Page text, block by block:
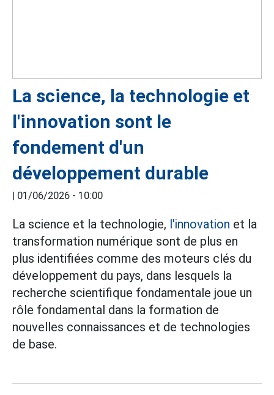
La science, la technologie et
l'innovation sont le
fondement d'un
développement durable
| 01/06/2026 - 10:00
La science et la technologie, l'innovation et la
transformation numérique sont de plus en
plus identifiées comme des moteurs clés du
développement du pays, dans lesquels la
recherche scientifique fondamentale joue un
rôle fondamental dans la formation de
nouvelles connaissances et de technologies
de base.